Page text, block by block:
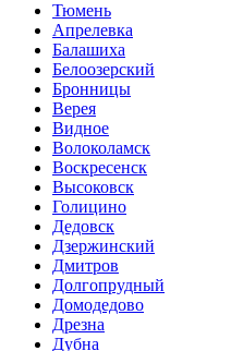
Тюмень
Апрелевка
Балашиха
Белоозерский
Бронницы
Верея
Видное
Волоколамск
Воскресенск
Высоковск
Голицино
Дедовск
Дзержинский
Дмитров
Долгопрудный
Домодедово
Дрезна
Дубна